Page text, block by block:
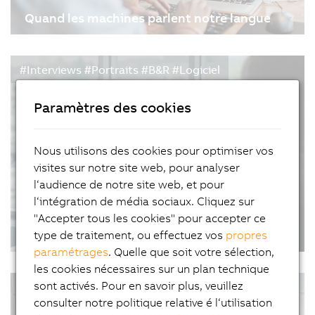
Quand les machines parlent notre langue
B&R collabore avec Microsoft pour introduire
l'intelligence artificielle dans ses logiciels
du service Azure OpenAI de Microsoft dans le
#Interviews #Portraits #B&R #Logiciel
L'interopérabilité favorise la fabrication
adaptative
17/10/2023| 4m
Accédez à l'interview de Florian Schneeberger,
Chief Technical Officer de B&R, à propos de
l'importance de l'interopérabilité pour la
#Automatisation #Articles #Interviews
#Innovations #FabricationAdaptative
Paramètres des cookies
Nous utilisons des cookies pour optimiser vos
visites sur notre site web, pour analyser
l‘audience de notre site web, et pour
l‘intégration de média sociaux. Cliquez sur
"Accepter tous les cookies" pour accepter ce
type de traitement, ou effectuez vos propres
paramétrages. Quelle que soit votre sélection,
les cookies nécessaires sur un plan technique
sont activés. Pour en savoir plus, veuillez
consulter notre politique relative é l‘utilisation